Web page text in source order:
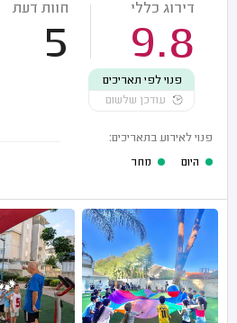
דירוג כללי
9.8
חוות דעת
5
פנוי לפי תאריכים
עודכן שלשום
פנוי לאירוע בתאריכים:
היום
מחר